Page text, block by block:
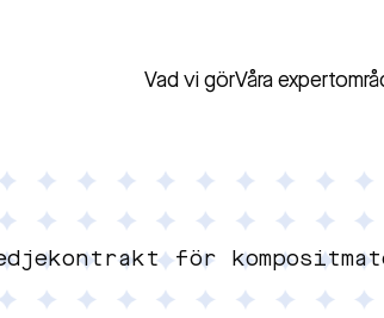
Vad vi görVåra
för